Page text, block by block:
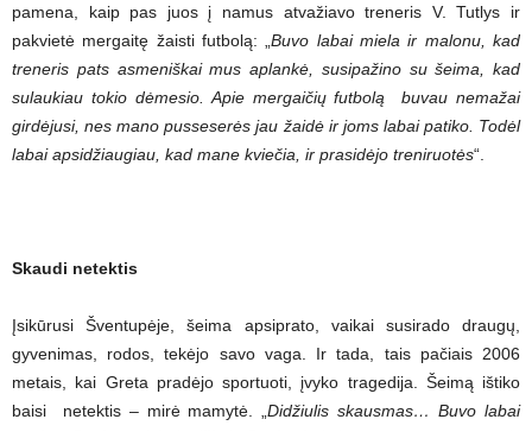
pamena, kaip pas juos į namus atvažiavo treneris V. Tutlys ir
pakvietė mergaitę žaisti futbolą: „Buvo labai miela ir malonu, kad
treneris pats asmeniškai mus aplankė, susipažino su šeima, kad
sulaukiau tokio dėmesio. Apie mergaičių futbolą buvau nemažai
girdėjusi, nes mano pusseserės jau žaidė ir joms labai patiko. Todėl
labai apsidžiaugiau, kad mane kviečia, ir prasidėjo treniruotės“.
Skaudi netektis
Įsikūrusi Šventupėje, šeima apsiprato, vaikai susirado draugų,
gyvenimas, rodos, tekėjo savo vaga. Ir tada, tais pačiais 2006
metais, kai Greta pradėjo sportuoti, įvyko tragedija. Šeimą ištiko
baisi netektis – mirė mamytė. „Didžiulis skausmas… Buvo labai